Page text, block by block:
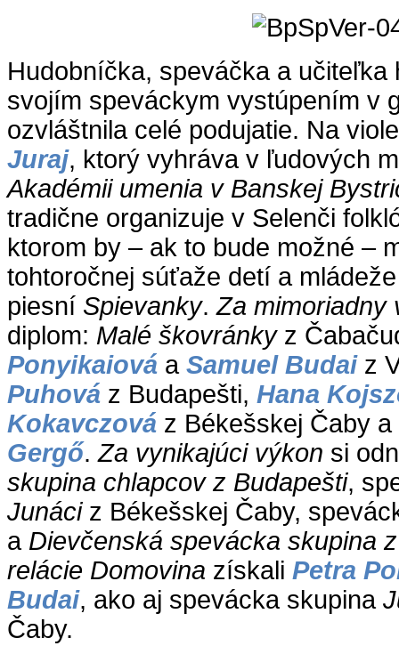
Hudobníčka, speváčka a
svojím speváckym vystúpením v
ozvláštnila celé podujatie. Na
Juraj, ktorý vyhráva v ľudových
Akadémii umenia v Banskej
tradične organizuje v Selenči
ktorom by – ak to bude možné –
tohtoročnej súťaže detí a
piesní Spievanky.Za mimoriadny
diplom: Malé škovránkyz
Ponyikaiová a Samuel Budai z
Puhová z Budapešti, Hana
Kokavczová z Békešskej Čaby
Gergő.Za vynikajúci výkon si
skupina chlapcov z Budapešti,
Junáciz Békešskej Čaby,
a Dievčenská spevácka skupina
relácie Domovina získali Petra
Budai, ako aj spevácka skupina
Čaby.